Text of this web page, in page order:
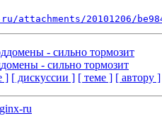
20101206/
- сильно тормозит
- сильно тормозит
] [ дискуссии ] [ теме ] [ автору ]
ru